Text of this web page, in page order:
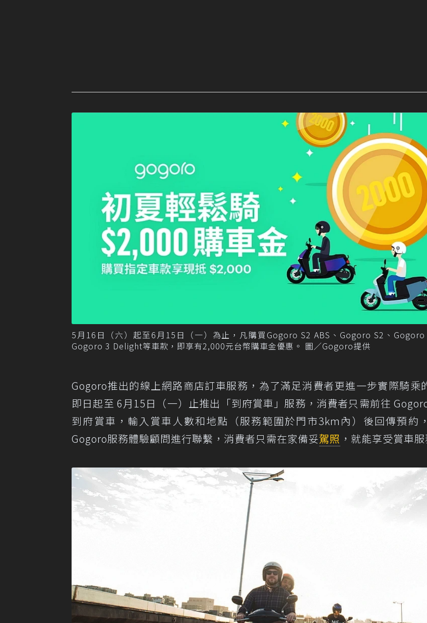
5月16日（六）起至6月15日（一）為止，凡購買Gogoro S2 ABS、Gogoro S2、
Gogoro 3 Delight等車款，即享有2,000元台幣購車金優惠。 圖／Gogoro提供
Gogoro推出的線上網路商店訂車服務，為了滿足消費者更進一步實際騎乘
即日起至 6月15日（一）止推出「到府賞車」服務，消費者只需前往
到府賞車，輸入賞車人數和地點（服務範圍於門市3km內）後回傳預約
Gogoro服務體驗顧問進行聯繫，消費者只需在家備妥駕照 ，就能享受賞車服